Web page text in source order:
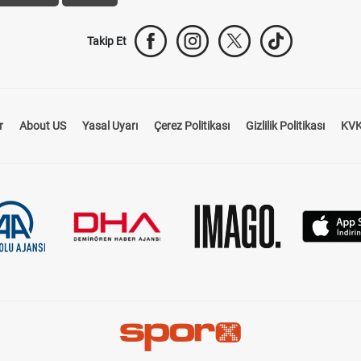
Takip Et
About US Yasal Uyarı Çerez Politikası Gizlilik Politikası